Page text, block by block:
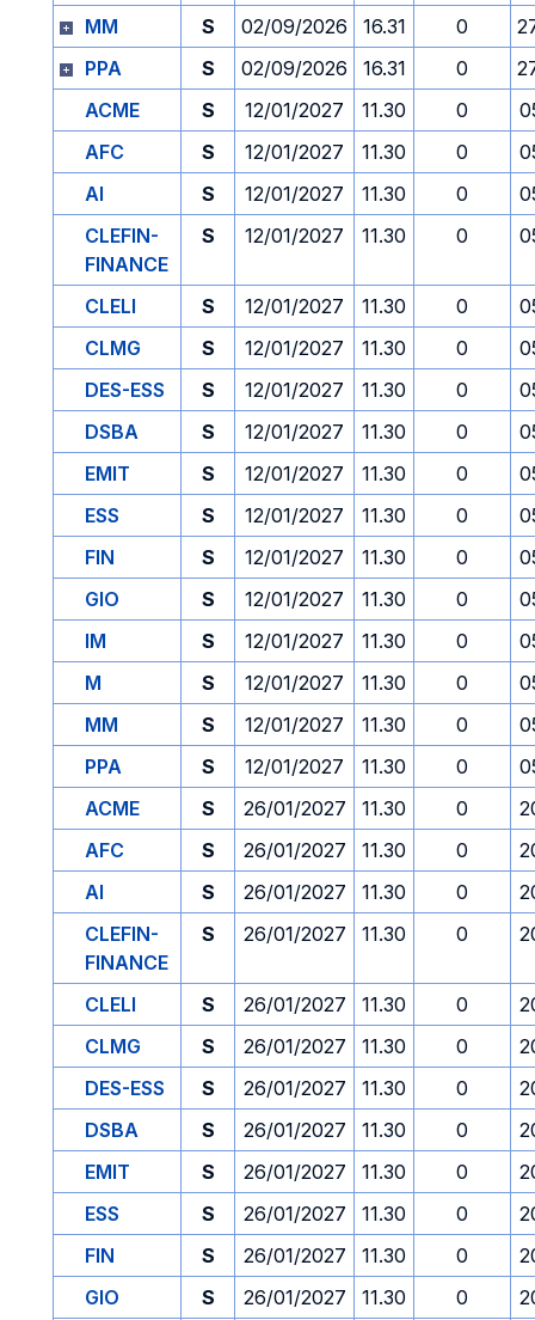
MM
S 02/09/2026 16.31 0
PPA
S 02/09/2026 16.31 0
ACME
S 12/01/2027 11.30 0
AFC
S 12/01/2027 11.30 0
AI
S 12/01/2027 11.30 0
CLEFIN-
FINANCE
S 12/01/2027 11.30 0
CLELI S 12/01/2027 11.30 0
CLMG
S 12/01/2027 11.30 0
DES-ESS
S 12/01/2027 11.30 0
DSBA
S 12/01/2027 11.30 0
EMIT
S 12/01/2027 11.30 0
ESS
S 12/01/2027 11.30 0
FIN
S 12/01/2027 11.30 0
GIO
S 12/01/2027 11.30 0
IM
S 12/01/2027 11.30 0
M
S 12/01/2027 11.30 0
MM
S 12/01/2027 11.30 0
PPA
S 12/01/2027 11.30 0
ACME
S 26/01/2027 11.30 0
AFC
S 26/01/2027 11.30 0
AI
S 26/01/2027 11.30 0
CLEFIN-
FINANCE
S 26/01/2027 11.30 0
CLELI S 26/01/2027 11.30 0
CLMG
S 26/01/2027 11.30 0
DES-ESS
S 26/01/2027 11.30 0
DSBA
S 26/01/2027 11.30 0
EMIT
S 26/01/2027 11.30 0
ESS
S 26/01/2027 11.30 0
FIN
S 26/01/2027 11.30 0
GIO
S 26/01/2027 11.30 0